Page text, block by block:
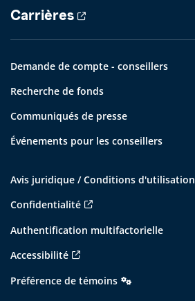
Carrières
Demande de compte - conseillers
Recherche de fonds
Communiqués de presse
Événements pour les conseillers
Avis juridique / Conditions d'utilisation
Confidentialité
Authentification multifactorielle
Accessibilité
Préférence de témoins